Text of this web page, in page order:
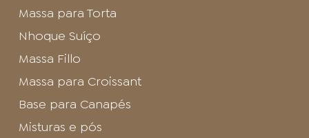
Massa para Torta
Nhoque Suíço
Massa Fillo
Massa para Croissant
Base para Canapés
Misturas e pós